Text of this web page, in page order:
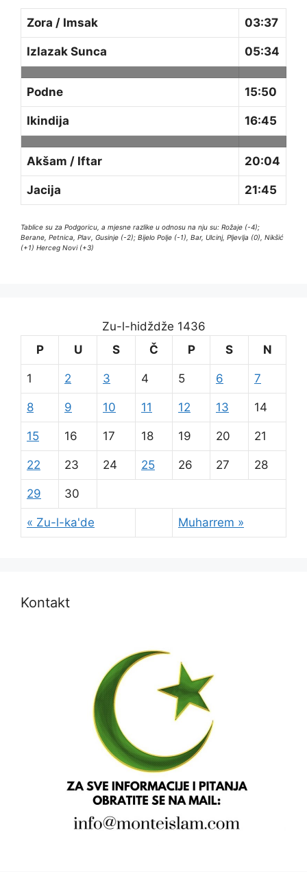
Zora / Imsak 03:37
Izlazak Sunca 05:34
Podne 15:50
Ikindija 16:45
Akšam / Iftar 20:04
Jacija 21:45
Tablice su za Podgoricu, a mjesne razlike u odnosu na nju su: Rožaje (-4);
Berane, Petnica, Plav, Gusinje (-2); Bijelo Polje (-1), Bar, Ulcinj, Pljevlja (0), Nikšić
(+1) Herceg Novi (+3)
Zu-l-hidždže 1436
P
U S Č P S N
« Zu-l-ka'de Muharrem »
1 2 3 4 5 6 7
8 9 10 11 12 13 14
15 16 17 18 19 20 21
22 23 24 25 26 27 28
29 30
Kontakt